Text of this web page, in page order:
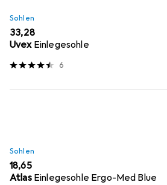
Sohlen
EUR
33,28
Uvex Einlegesohle
6
Sohlen
EUR
18,65
Atlas Einlegesohle Ergo-Med Blue